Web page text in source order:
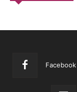
Facebook